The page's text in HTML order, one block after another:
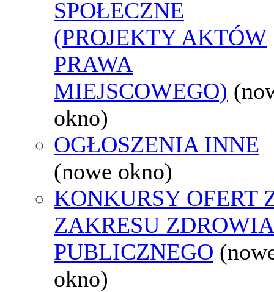
SPOŁECZNE
(PROJEKTY AKTÓW
PRAWA
MIEJSCOWEGO)
okno)
OGŁOSZENIA INNE
(nowe okno)
KONKURSY OFERT
ZAKRESU ZDROWIA
PUBLICZNEGO
okno)